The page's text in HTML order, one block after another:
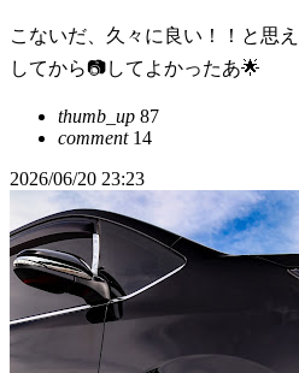
こないだ、久々に良い！！と思
してから📷してよかったあ🌟
thumb_up 87
comment14
2026/06/20 23:23